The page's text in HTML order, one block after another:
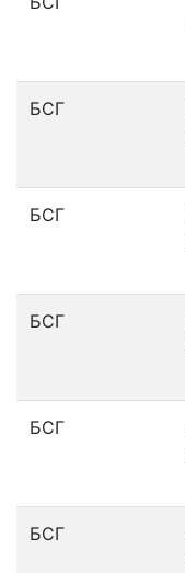
БСГ
БСГ
БСГ
БСГ
БСГ